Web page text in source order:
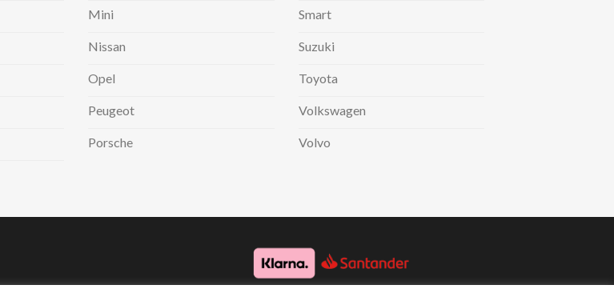
Mini
Nissan
Opel
Peugeot
Porsche
Smart
Suzuki
Toyota
Volkswagen
Volvo